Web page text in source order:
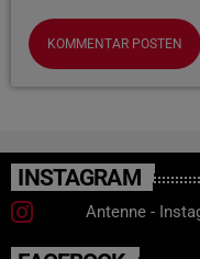
INSTAGRAM
Antenne -